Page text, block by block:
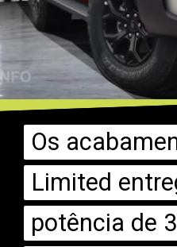
Os
Limited
potência de
Os
Limited
potência de